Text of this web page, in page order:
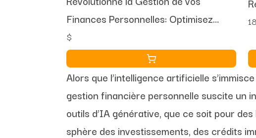
Finances Personnelles: Optimisez
votre budget, investissez
intelligemment et automatisez vos
finances grâce à l’IA
$
Alors que l’intelligence artificielle
gestion financière personnelle suscite un
outils d’IA générative, que ce soit pour
sphère des investissements, des crédits